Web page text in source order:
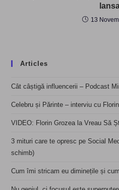
13
Articles
Cât câștigă influencerii – Podcast
Celebru și Părinte – interviu cu
VIDEO: Florin Grozea la Vreau Să
3 mituri care te opresc pe Social
schimb)
Cum îmi stricam eu diminețile și